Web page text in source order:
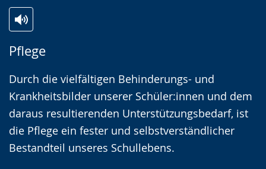
Pflege
Leichten
Sprache
wechseln.
Audio-
Unterstützung.
Video
in
Deutscher
Gebärdensprache
wird
angezeigt.
Durch die vielfältigen Behinderungs- und
Krankheitsbilder unserer Schüler:innen und dem
daraus resultierenden Unterstützungsbedarf, ist
die Pflege ein fester und selbstverständlicher
Bestandteil unseres Schullebens.